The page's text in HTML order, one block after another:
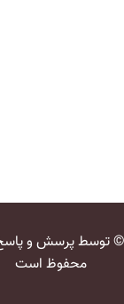
کپی رایت 2026© توسط
محفوظ است